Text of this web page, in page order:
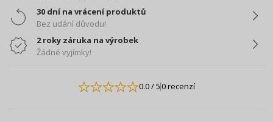
30 dní na vrácení produktů
Bez udání důvodu!
2 roky záruka na výrobek
Žádné vyjímky!
0.0/ 50 recenzí